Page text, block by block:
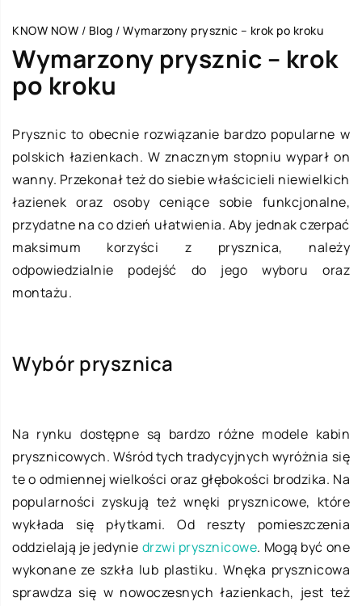
KNOW NOW / Blog / Wymarzony prysznic – krok po kroku
Wymarzony prysznic – krok
po kroku
Prysznic to obecnie rozwiązanie bardzo popularne w
polskich łazienkach. W znacznym stopniu wyparł on
wanny. Przekonał też do siebie właścicieli niewielkich
łazienek oraz osoby ceniące sobie funkcjonalne,
przydatne na co dzień ułatwienia. Aby jednak czerpać
maksimum korzyści z prysznica, należy
odpowiedzialnie podejść do jego wyboru oraz
montażu.
Wybór prysznica
Na rynku dostępne są bardzo różne modele kabin
prysznicowych. Wśród tych tradycyjnych wyróżnia się
te o odmiennej wielkości oraz głębokości brodzika. Na
popularności zyskują też wnęki prysznicowe, które
wykłada się płytkami. Od reszty pomieszczenia
oddzielają je jedynie drzwi prysznicowe. Mogą być one
wykonane ze szkła lub plastiku. Wnęka prysznicowa
sprawdza się w nowoczesnych łazienkach, jest też